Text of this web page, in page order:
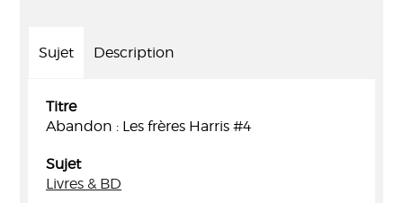
Sujet Description
Titre
Abandon : Les frères Harris #4
Sujet
Livres & BD